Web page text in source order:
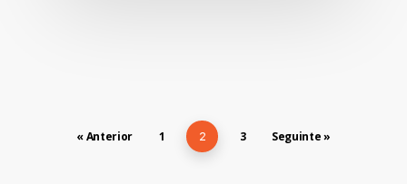
« Anterior 1 2 3 Seguinte »